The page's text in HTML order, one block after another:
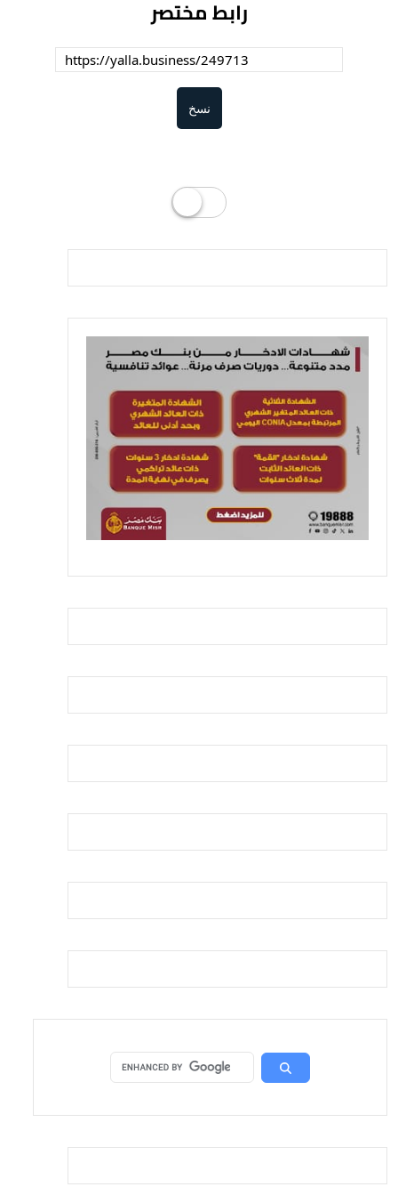
رابط مختصر
نسخ